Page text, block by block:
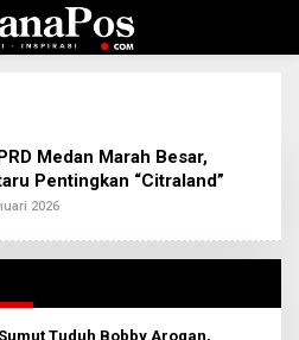
Medan Marah Besar,
Pentingkan “Citraland”
2026
E
H
D
Tuduh Bobby Arogan,